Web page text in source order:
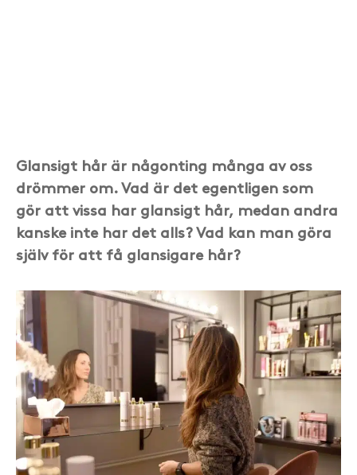
Glansigt hår är någonting många av oss
drömmer om. Vad är det egentligen som
gör att vissa har glansigt hår, medan andra
kanske inte har det alls? Vad kan man göra
själv för att få glansigare hår?